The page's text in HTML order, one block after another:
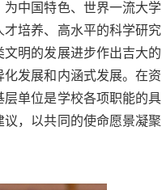
中国特色、世界一流大学
培养、高水平的科学研究
明的发展进步作出吉大的
发展和内涵式发展。在资
单位是学校各项职能的具
，以共同的使命愿景凝聚